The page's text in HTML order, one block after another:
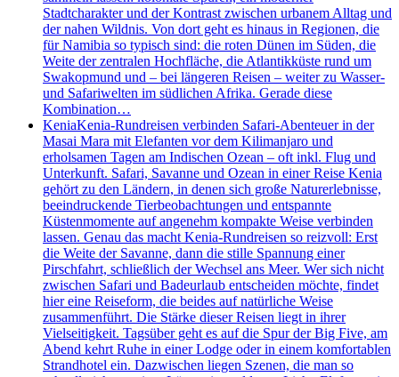
Stadtcharakter und der Kontrast zwischen urbanem Alltag und
der nahen Wildnis. Von dort geht es hinaus in Regionen, die
für Namibia so typisch sind: die roten Dünen im Süden, die
Weite der zentralen Hochfläche, die Atlantikküste rund um
Swakopmund und – bei längeren Reisen – weiter zu Wasser-
und Safariwelten im südlichen Afrika. Gerade diese
Kombination…
KeniaKenia-Rundreisen verbinden Safari-Abenteuer in der
Masai Mara mit Elefanten vor dem Kilimanjaro und
erholsamen Tagen am Indischen Ozean – oft inkl. Flug und
Unterkunft. Safari, Savanne und Ozean in einer Reise Kenia
gehört zu den Ländern, in denen sich große Naturerlebnisse,
beeindruckende Tierbeobachtungen und entspannte
Küstenmomente auf angenehm kompakte Weise verbinden
lassen. Genau das macht Kenia-Rundreisen so reizvoll: Erst
die Weite der Savanne, dann die stille Spannung einer
Pirschfahrt, schließlich der Wechsel ans Meer. Wer sich nicht
zwischen Safari und Badeurlaub entscheiden möchte, findet
hier eine Reiseform, die beides auf natürliche Weise
zusammenführt. Die Stärke dieser Reisen liegt in ihrer
Vielseitigkeit. Tagsüber geht es auf die Spur der Big Five, am
Abend kehrt Ruhe in einer Lodge oder in einem komfortablen
Strandhotel ein. Dazwischen liegen Szenen, die man so